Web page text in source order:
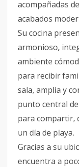
acompañadas de
acabados
Su cocina
armonioso,
ambiente
para recibir
sala, amplia y
punto central
para compartir,
un día de playa.
Gracias a su
encuentra a